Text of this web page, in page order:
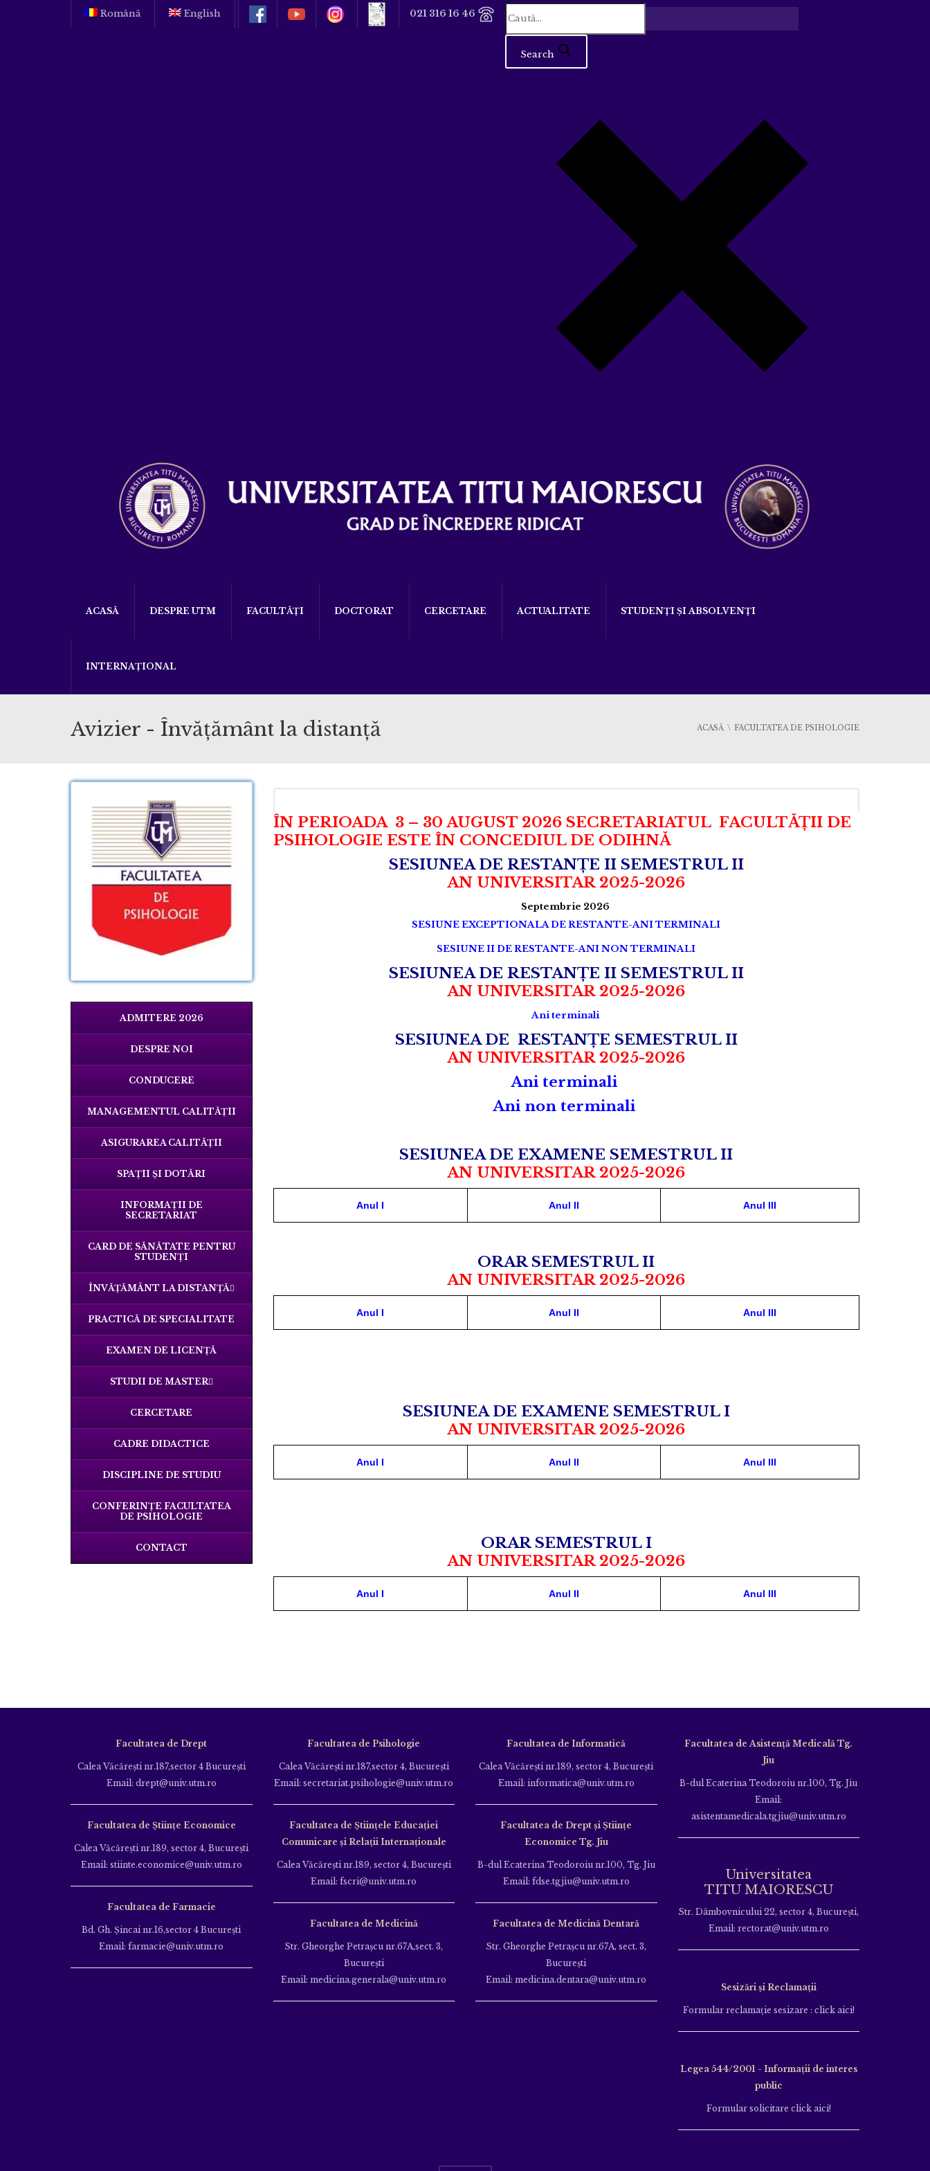
Română English 021 316 16 46
Search
ACASĂ DESPRE UTM FACULTĂȚI DOCTORAT CERCETARE ACTUALITATE STUDENȚI ȘI ABSOLVENȚI
INTERNAȚIONAL
Avizier - Învăţământ la distanţă ACASĂ FACULTATEA DE PSIHOLOGIE
ADMITERE 2026
DESPRE NOI
CONDUCERE
MANAGEMENTUL CALITĂȚII
ASIGURAREA CALITĂȚII
SPAŢII ŞI DOTĂRI
INFORMAŢII DE
SECRETARIAT
CARD DE SĂNĂTATE PENTRU
STUDENȚI
ÎNVĂŢĂMÂNT LA DISTANŢĂ
PRACTICĂ DE SPECIALITATE
EXAMEN DE LICENŢĂ
STUDII DE MASTER
CERCETARE
CADRE DIDACTICE
DISCIPLINE DE STUDIU
CONFERINȚE FACULTATEA
DE PSIHOLOGIE
CONTACT
ÎN PERIOADA 3 – 30 AUGUST 2026 SECRETARIATUL FACULTĂȚII DE
PSIHOLOGIE ESTE ÎN CONCEDIUL DE ODIHNĂ
SESIUNEA DE RESTANȚE II SEMESTRUL II
AN UNIVERSITAR 2025-2026
Septembrie 2026
SESIUNE EXCEPTIONALA DE RESTANTE-ANI TERMINALI
SESIUNE II DE RESTANTE-ANI NON TERMINALI
SESIUNEA DE RESTANȚE II SEMESTRUL II
AN UNIVERSITAR 2025-2026
Ani terminali
SESIUNEA DE RESTANȚE SEMESTRUL II
AN UNIVERSITAR 2025-2026
Ani terminali
Ani non terminali
SESIUNEA DE EXAMENE SEMESTRUL II
AN UNIVERSITAR 2025-2026
Anul I Anul II Anul III
ORAR SEMESTRUL II
AN UNIVERSITAR 2025-2026
Anul I Anul II Anul III
SESIUNEA DE EXAMENE SEMESTRUL I
AN UNIVERSITAR 2025-2026
Anul I Anul II Anul III
ORAR SEMESTRUL I
AN UNIVERSITAR 2025-2026
Anul I Anul II Anul III
Facultatea de Drept
Calea Văcăreşti nr.187,sector 4 Bucureşti
Email: drept@univ.utm.ro
Facultatea de Științe Economice
Calea Văcăreşti nr.189, sector 4, Bucureşti
Email: stiinte.economice@univ.utm.ro
Facultatea de Farmacie
Bd. Gh. Şincai nr.16,sector 4 Bucureşti
Email: farmacie@univ.utm.ro
Facultatea de Psihologie
Calea Văcăreşti nr.187,sector 4, Bucureşti
Email: secretariat.psihologie@univ.utm.ro
Facultatea de Ştiinţele Educației
Comunicare și Relații Internaționale
Calea Văcăreşti nr.189, sector 4, Bucureşti
Email: fscri@univ.utm.ro
Facultatea de Medicină
Str. Gheorghe Petraşcu nr.67A,sect. 3,
Bucureşti
Email: medicina.generala@univ.utm.ro
Facultatea de Informatică
Calea Văcăreşti nr.189, sector 4, Bucureşti
Email: informatica@univ.utm.ro
Facultatea de Drept și Științe
Economice Tg. Jiu
B-dul Ecaterina Teodoroiu nr.100, Tg. Jiu
Email: fdse.tgjiu@univ.utm.ro
Facultatea de Medicină Dentară
Str. Gheorghe Petraşcu nr.67A, sect. 3,
Bucureşti
Email: medicina.dentara@univ.utm.ro
Facultatea de Asistență Medicală Tg.
Jiu
B-dul Ecaterina Teodoroiu nr.100, Tg. Jiu
Email:
asistentamedicala.tgjiu@univ.utm.ro
Universitatea
TITU MAIORESCU
Str. Dâmbovnicului 22, sector 4, București,
Email: rectorat@univ.utm.ro
Sesizări și Reclamații
Formular reclamație sesizare : click aici!
Legea 544/2001 - Informații de interes
public
Formular solicitare click aici!